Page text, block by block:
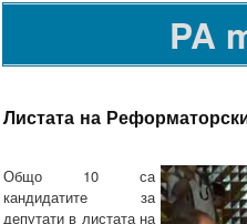
PA
Листата на
Общо 10 са
кандидатите за
депутати в листата на